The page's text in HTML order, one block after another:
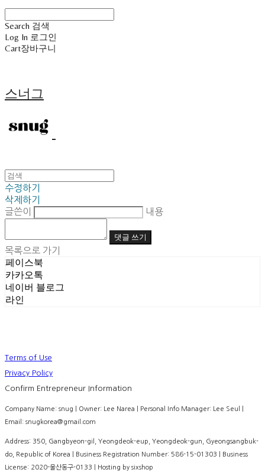
Search 검색
Log In 로그인
Cart장바구니
스너그
수정하기
삭제하기
글쓴이
내용
댓글 쓰기
목록으로 가기
페이스북
카카오톡
네이버 블로그
라인
Terms of Use
Privacy Policy
Confirm Entrepreneur Information
Company Name: snug | Owner: Lee Narea | Personal Info Manager: Lee Seul |
Email: snugkorea@gmail.com
Address: 350, Gangbyeon-gil, Yeongdeok-eup, Yeongdeok-gun, Gyeongsangbuk-
do, Republic of Korea | Business Registration Number: 586-15-01303 | Business
License: 2020-울산동구-0133 | Hosting by sixshop